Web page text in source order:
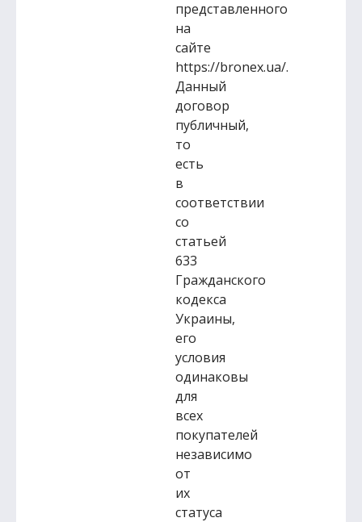
представленного
на
сайте
https://bronex.ua/.
Данный
договор
публичный,
то
есть
в
соответствии
со
статьей
633
Гражданского
кодекса
Украины,
его
условия
одинаковы
для
всех
покупателей
независимо
от
их
статуса